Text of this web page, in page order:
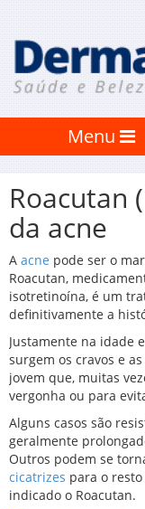
Menu
Roacutan
da acne
A acne pode ser o
Roacutan,
isotretinoína, é um
definitivamente a
Justamente na idade
surgem os cravos e
jovem que, muitas
vergonha ou para
Alguns casos são
geralmente
Outros podem se
cicatrizes para o
indicado o Roacutan.